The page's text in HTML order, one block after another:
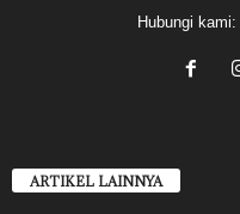
Hubungi kami:
ARTIKEL LAINNYA